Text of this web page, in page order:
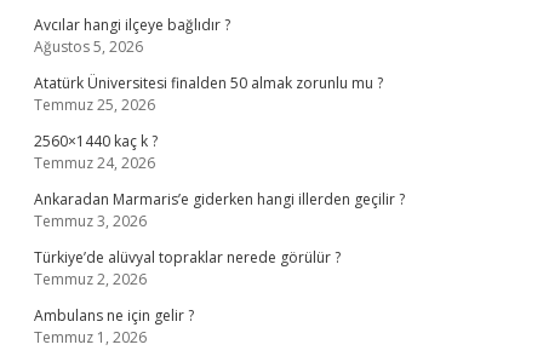
Avcılar hangi ilçeye bağlıdır ?
Ağustos 5, 2026
Atatürk Üniversitesi finalden 50 almak zorunlu mu ?
Temmuz 25, 2026
2560×1440 kaç k ?
Temmuz 24, 2026
Ankaradan Marmaris’e giderken hangi illerden geçilir ?
Temmuz 3, 2026
Türkiye’de alüvyal topraklar nerede görülür ?
Temmuz 2, 2026
Ambulans ne için gelir ?
Temmuz 1, 2026